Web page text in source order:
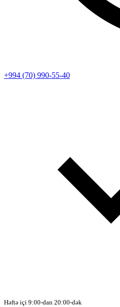
+994 (70) 990-55-40
Həftə içi 9:00-dan 20:00-dək